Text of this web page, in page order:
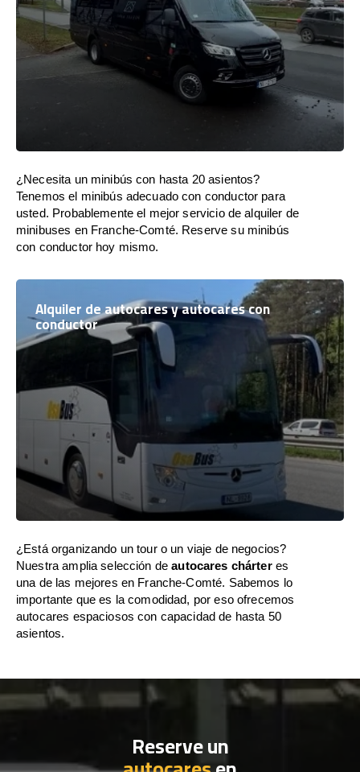
¿Necesita un minibús con hasta 20 asientos?
Tenemos el minibús adecuado con conductor para
usted. Probablemente el mejor servicio de alquiler de
minibuses en Franche-Comté. Reserve su minibús
con conductor hoy mismo.
Alquiler de autocares y autocares con
conductor
¿Está organizando un tour o un viaje de negocios?
Nuestra amplia selección deautocares chárteres
una de las mejores en Franche-Comté. Sabemos lo
importante que es la comodidad, por eso ofrecemos
autocares espaciosos con capacidad de hasta 50
asientos.
Reserve un